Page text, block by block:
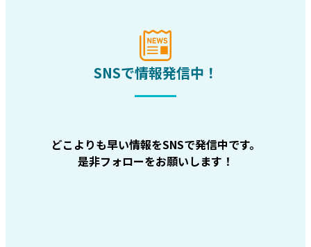
SNSで情報発信中！
どこよりも早い情報をSNSで発信中です。
是非フォローをお願いします！